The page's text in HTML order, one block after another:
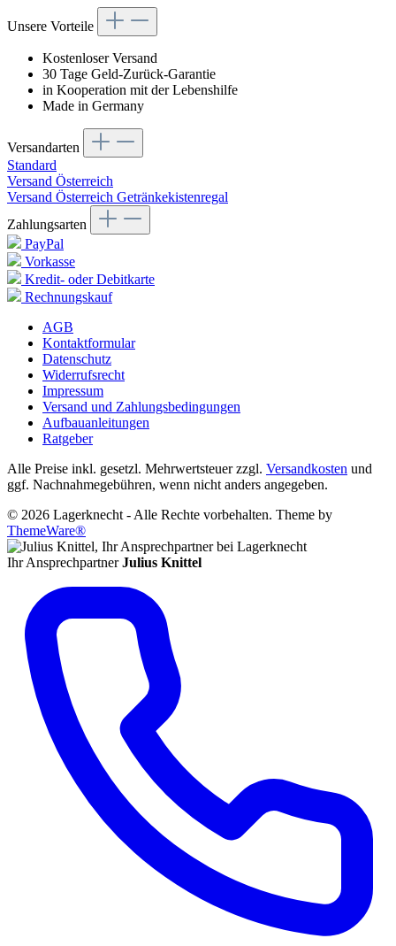
Unsere Vorteile
Kostenloser Versand
30 Tage Geld-Zurück-Garantie
in Kooperation mit der Lebenshilfe
Made in Germany
Versandarten
Standard
Versand Österreich
Versand Österreich Getränkekistenregal
Zahlungsarten
PayPal
Vorkasse
Kredit- oder Debitkarte
Rechnungskauf
AGB
Kontaktformular
Datenschutz
Widerrufsrecht
Impressum
Versand und Zahlungsbedingungen
Aufbauanleitungen
Ratgeber
Alle Preise inkl. gesetzl. Mehrwertsteuer zzgl. Versandkosten und
ggf. Nachnahmegebühren, wenn nicht anders angegeben.
© 2026 Lagerknecht - Alle Rechte vorbehalten. Theme by
ThemeWare®
Ihr Ansprechpartner Julius Knittel